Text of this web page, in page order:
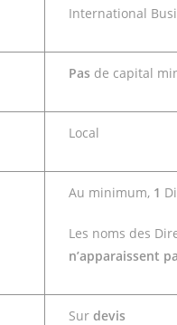
International
Pas de capital
Local
Au minimum, 1
Les noms des
n’apparaissent
Sur devis